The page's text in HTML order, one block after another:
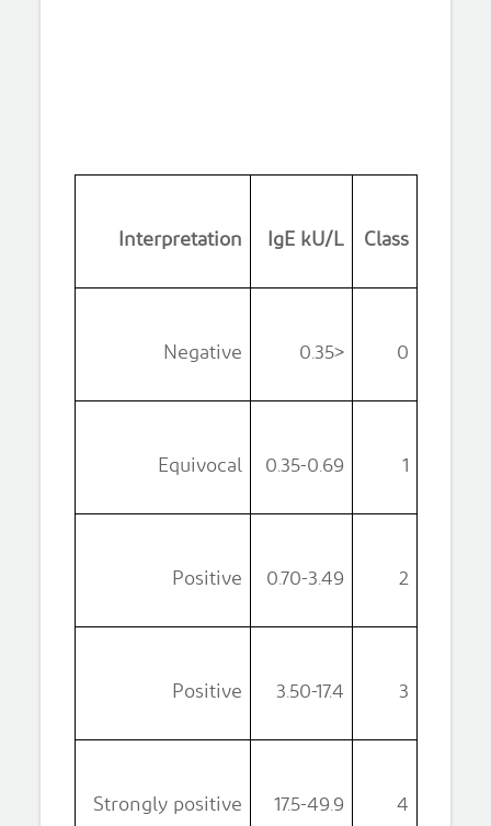
Class
IgE kU/L
Interpretation
0
<0.35
Negative
1
0.35-0.69
Equivocal
2
0.70-3.49
Positive
3
3.50-17.4
Positive
4
17.5-49.9
Strongly positive